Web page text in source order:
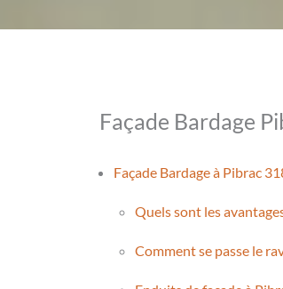
Façade Bardage
Façade Bardage à Pibrac
Quels sont les
Comment se passe le